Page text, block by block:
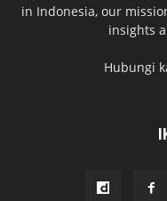
in Indonesia, our
insights
Hubungi